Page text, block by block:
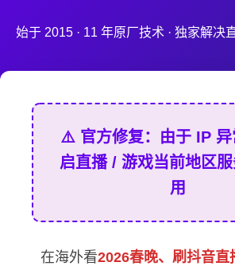
始于 2015 · 11 年原厂技术 · 独家解决
⚠️ 官方修复：由于 IP 异
启直播 / 游戏当前地区
用
在海外看2026春晚、刷抖音直